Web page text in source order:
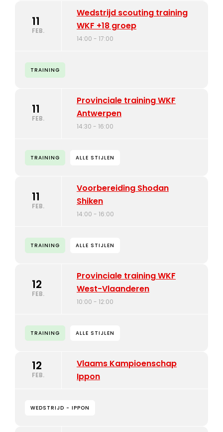
11
FEB.
Wedstrijd scouting training
WKF +18 groep
14:00 - 17:00
TRAINING
11
FEB.
Provinciale training WKF
Antwerpen
14:30 - 16:00
TRAINING ALLE STIJLEN
11
FEB.
Voorbereiding Shodan
Shiken
14:00 - 16:00
TRAINING ALLE STIJLEN
12
FEB.
Provinciale training WKF
West-Vlaanderen
10:00 - 12:00
TRAINING ALLE STIJLEN
12
FEB.
Vlaams Kampioenschap
Ippon
WEDSTRIJD - IPPON